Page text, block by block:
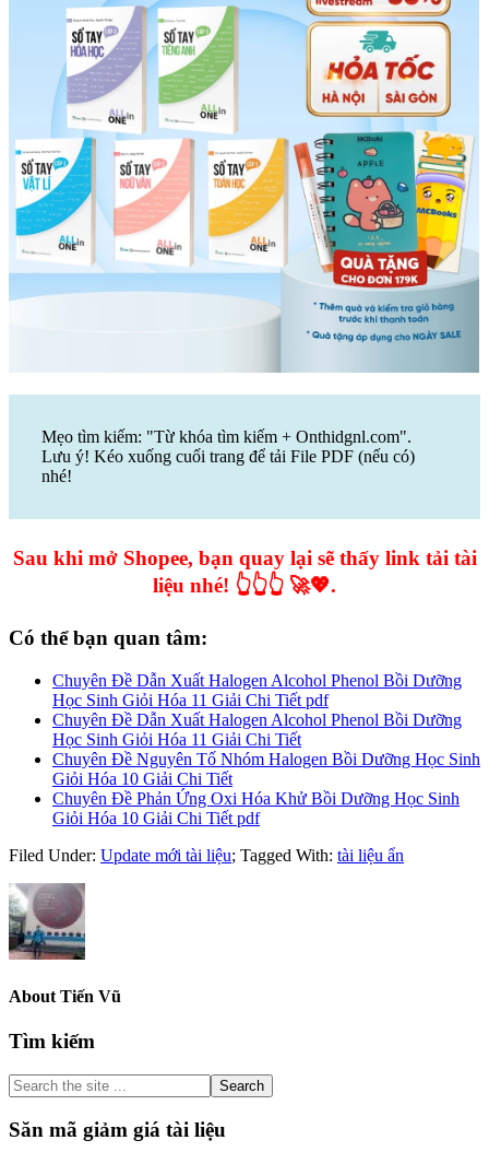
Mẹo tìm kiếm: "Từ khóa tìm kiếm + Onthidgnl.com".
Lưu ý! Kéo xuống cuối trang để tải File PDF (nếu có)
nhé!
Sau khi mở Shopee, bạn quay lại sẽ thấy link tải tài
liệu nhé! 👆👆👆 🚀💖.
Có thể bạn quan tâm:
Chuyên Đề Dẫn Xuất Halogen Alcohol Phenol Bồi Dưỡng
Học Sinh Giỏi Hóa 11 Giải Chi Tiết pdf
Chuyên Đề Dẫn Xuất Halogen Alcohol Phenol Bồi Dưỡng
Học Sinh Giỏi Hóa 11 Giải Chi Tiết
Chuyên Đề Nguyên Tố Nhóm Halogen Bồi Dưỡng Học Sinh
Giỏi Hóa 10 Giải Chi Tiết
Chuyên Đề Phản Ứng Oxi Hóa Khử Bồi Dưỡng Học Sinh
Giỏi Hóa 10 Giải Chi Tiết pdf
Filed Under: Update mới tài liệu; Tagged With: tài liệu ẩn
About Tiến Vũ
Primary
Sidebar
Tìm kiếm
Search
the
site
...
Săn mã giảm giá tài liệu